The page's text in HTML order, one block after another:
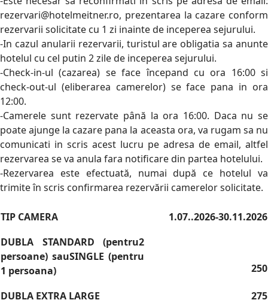
rezervari@hotelmeitner.ro, prezentarea la cazare conform
rezervarii solicitate cu 1 zi inainte de inceperea sejurului.
-In cazul anularii rezervarii, turistul are obligatia sa anunte
hotelul cu cel putin 2 zile de inceperea sejurului.
-Check-in-ul (cazarea) se face începand cu ora 16:00 si
check-out-ul (eliberarea camerelor) se face pana in ora
12:00.
-Camerele sunt rezervate până la ora 16:00. Daca nu se
poate ajunge la cazare pana la aceasta ora, va rugam sa nu
comunicati in scris acest lucru pe adresa de email, altfel
rezervarea se va anula fara notificare din partea hotelului.
-Rezervarea este efectuată, numai după ce hotelul va
trimite în scris confirmarea rezervării camerelor solicitate.
TIP CAMERA
1.07..2026-30.11.2026
DUBLA STANDARD (pentru2
persoane) sauSINGLE (pentru
1 persoana)
250
DUBLA EXTRA LARGE
275